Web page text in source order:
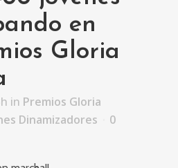
en
Gloria
in Premios Gloria
Dinamizadores
0